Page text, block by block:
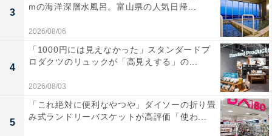
3
mの海洋深層水風呂。富山県の人気日帰...
2026/08/06
4
「1000円には見えなかった」スタンダードプ
ロダクツのリュックが「高見えする」の...
2026/08/03
5
「これ絶対に便利なやつや」ダイソーの折り畳
み式ランドリーバスケットが高評価「使わ...